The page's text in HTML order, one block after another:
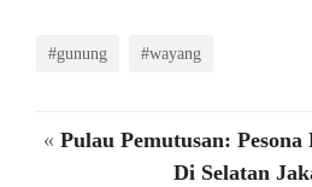
#gunung #wayang
« Pulau Pemutusan:
Di Selatan